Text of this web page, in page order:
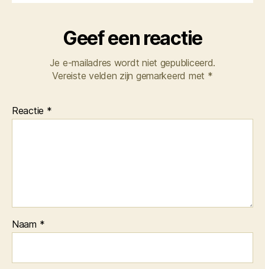
Geef een reactie
Je e-mailadres wordt niet gepubliceerd.
Vereiste velden zijn gemarkeerd met *
Reactie *
Naam *